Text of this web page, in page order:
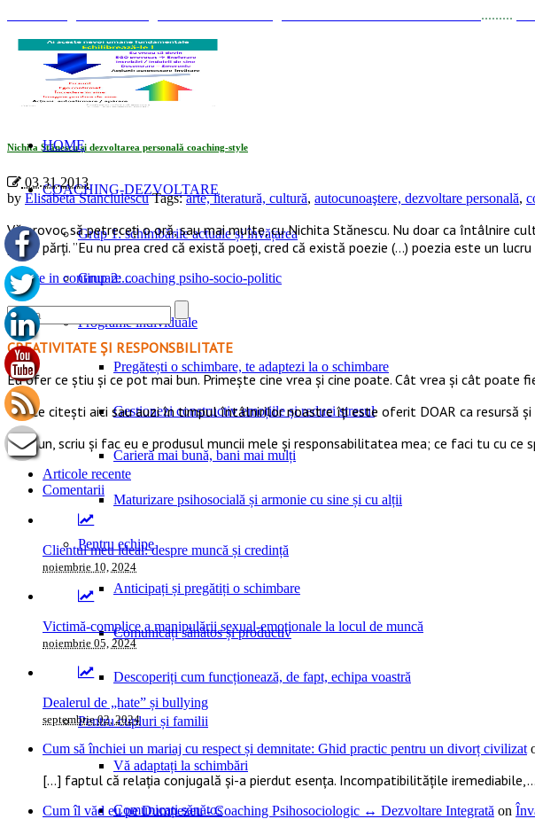
.........
HOME
COACHING-DEZVOLTARE
Grup 1: schimbările actuale și învățarea
Grup 2: coaching psiho-socio-politic
Programe individuale
Pregătești o schimbare, te adaptezi la o schimbare
Gestionezi constructiv emoțiile și reduci stresul
Carieră mai bună, bani mai mulți
Maturizare psihosocială și armonie cu sine și cu alții
Pentru echipe
Anticipați și pregătiți o schimbare
Comunicați sănătos și productiv
Descoperiți cum funcționează, de fapt, echipa voastră
Pentru cupluri și familii
Vă adaptați la schimbări
Comunicați sănătos
Nichita Stănescu și dezvoltarea personală coaching-style
03.31.2013
by Elisabeta Stanciulescu Tags:arte, literatură, cultură, autocunoaştere, dezvoltare personală,
Vă provoc să petreceți o oră, sau mai multe, cu Nichita Stănescu. Nu doar ca întâlnire
patru părți. ”Eu nu prea cred că există poeți, cred că există poezie (…) poezia este un
Citeste in continuare...
CREATIVITATE ȘI RESPONSBILITATE
Eu ofer ce ştiu şi ce pot mai bun. Primeşte cine vrea şi cine poate. Cât vrea şi cât poate
Tot ce citești aici sau auzi în timpul întâlnirilor noastre îți este oferit DOAR ca resursă şi
Ce spun, scriu și fac eu e produsul muncii mele și responsabilitatea mea; ce faci tu cu
Articole recente
Comentarii
Clientul meu ideal: despre muncă și credință
noiembrie 10, 2024
Victimă-complice a manipulării sexual-emoționale la locul de muncă
noiembrie 05, 2024
Dealerul de „hate” și bullying
septembrie 02, 2024
Cum să închiei un mariaj cu respect și demnitate: Ghid practic pentru un divorț civilizat
[…] faptul că relația conjugală și-a pierdut esența. Incompatibilitățile iremediabile,...
Cum îl văd eu pe Dumnezeu - Coaching Psihosociologic ↔ Dezvoltare Integrată on